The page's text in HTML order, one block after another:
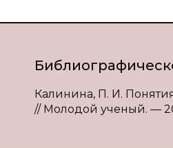
Калинина, П. И.
// Молодой ученый. —